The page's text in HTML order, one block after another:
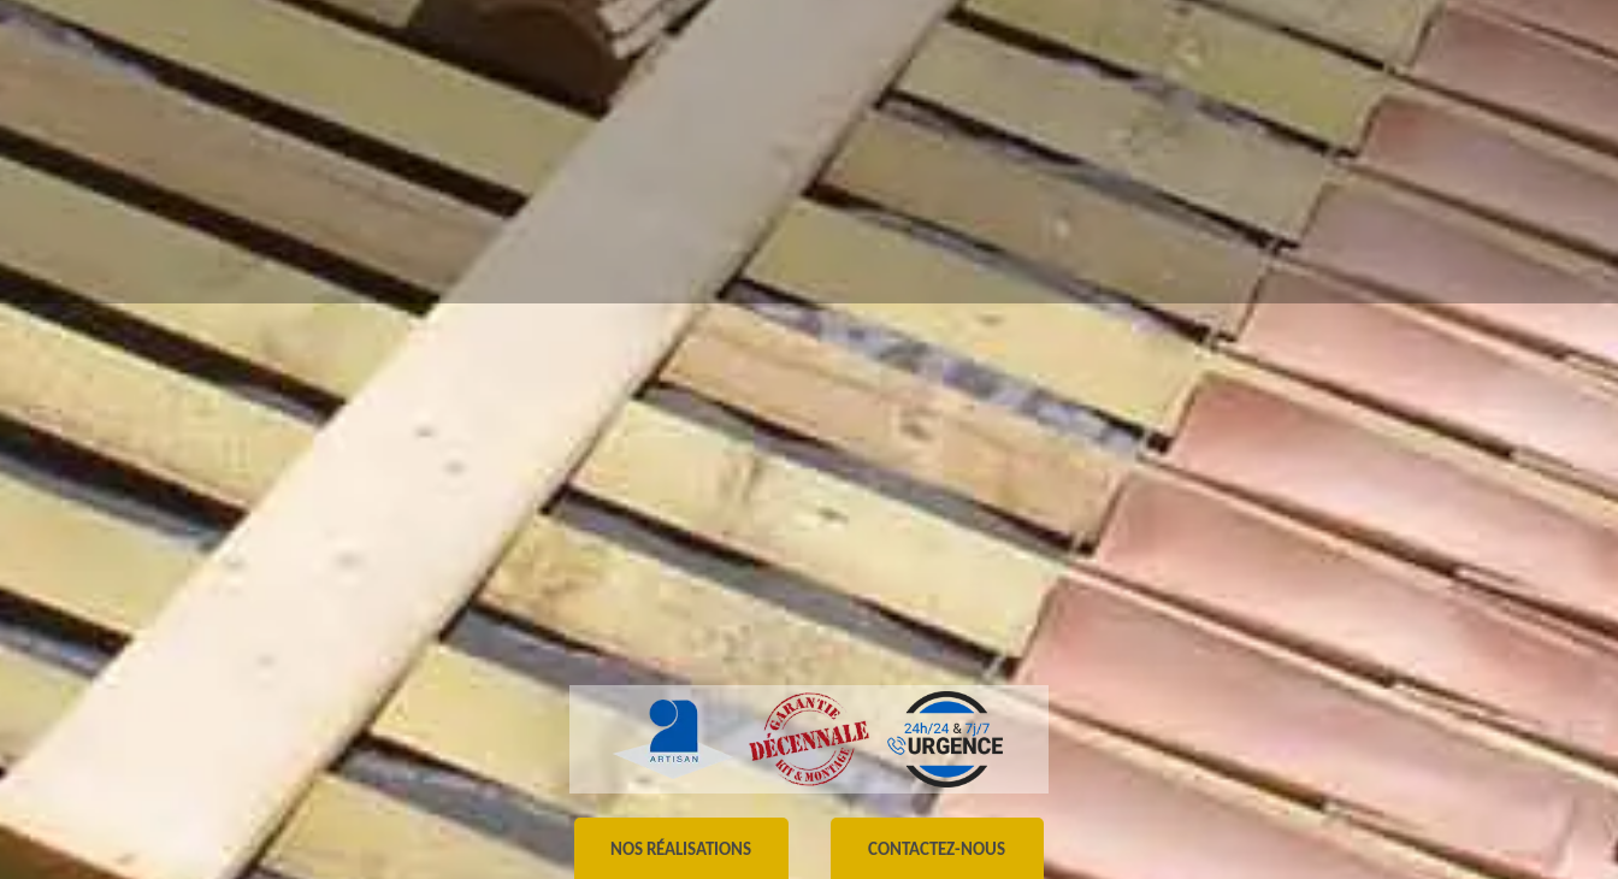
NOS RÉALISATIONS CONTACTEZ-NOUS